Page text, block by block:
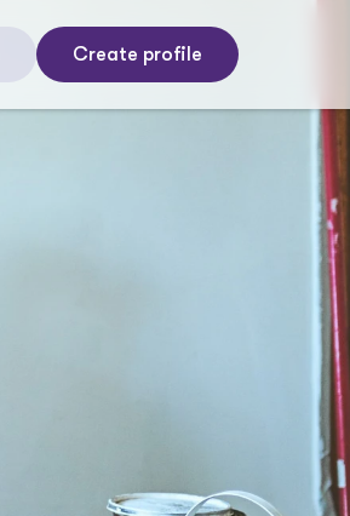
Create profile